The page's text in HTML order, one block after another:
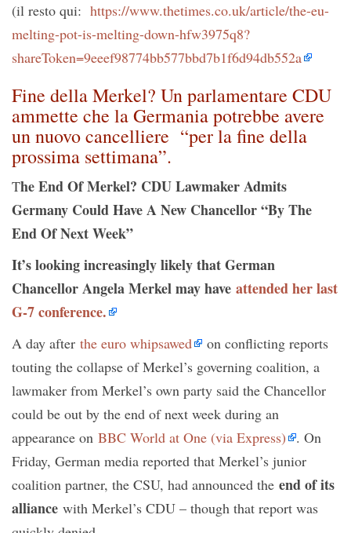
(il resto qui: https://www.thetimes.co.uk/article/the-eu-
melting-pot-is-melting-down-hfw3975q8?
shareToken=9eeef98774bb577bbd7b1f6d94db552a
Fine della Merkel? Un parlamentare CDU
ammette che la Germania potrebbe avere
un nuovo cancelliere “per la fine della
prossima settimana”.
The End Of Merkel? CDU Lawmaker Admits
Germany Could Have A New Chancellor “By The
End Of Next Week”
It’s looking increasingly likely that German
Chancellor Angela Merkel may have attended her last
G-7 conference.
A day after the euro whipsawed
on conflicting reports
touting the collapse of Merkel’s governing coalition, a
lawmaker from Merkel’s own party said the Chancellor
could be out by the end of next week during an
appearance on BBC World at One (via Express)
. On
Friday, German media reported that Merkel’s junior
coalition partner, the CSU, had announced the end of its
alliance with Merkel’s CDU – though that report was